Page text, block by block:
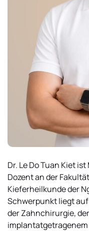
Dr. Le Do Tuan Kiet
Dozent an der
Kieferheilkunde der
Schwerpunkt liegt
der Zahnchirurgie,